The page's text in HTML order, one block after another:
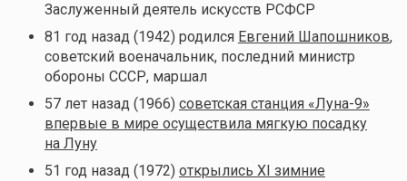
Заслуженный деятель искусств РСФСР
81 год назад (1942) родился Евгений Шапошников,
советский военачальник, последний министр
обороны СССР, маршал
57 лет назад (1966) советская станция «Луна-9»
впервые в мире осуществила мягкую посадку
на Луну
51 год назад (1972) открылись XI зимние